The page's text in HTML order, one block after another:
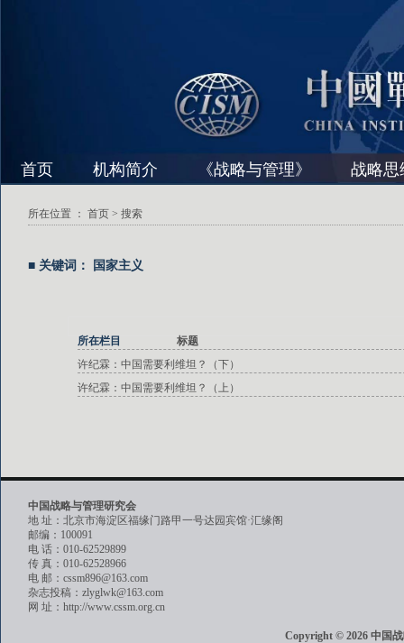
首页 机构简介 《战略与管理》 战略思
所在位置 ： 首页 > 搜索
■ 关键词： 国家主义
所在栏目
标题
许纪霖：中国需要利维坦？（下）
许纪霖：中国需要利维坦？（上）
中国战略与管理研究会
地 址：北京市海淀区福缘门路甲一号达园宾馆·汇缘阁
邮编：100091
电 话：010-62529899
传 真：010-62528966
电 邮：cssm896@163.com
杂志投稿：zlyglwk@163.com
网 址：http://www.cssm.org.cn
Copyright © 2026 中国